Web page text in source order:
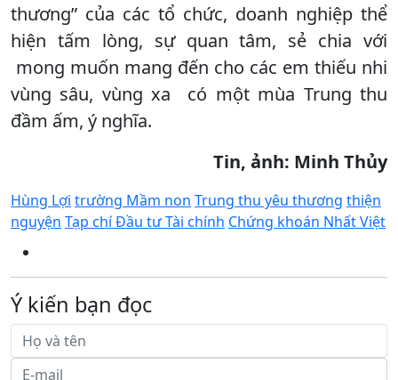
thương” của các tổ chức, doanh nghiệp thể
hiện tấm lòng, sự quan tâm, sẻ chia với
mong muốn mang đến cho các em thiếu nhi
vùng sâu, vùng xa có một mùa Trung thu
đầm ấm, ý nghĩa.
Tin, ảnh: Minh Thủy
Hùng Lợi trường Mầm non Trung thu yêu thương thiện
nguyện Tạp chí Đầu tư Tài chính Chứng khoán Nhất Việt
Ý kiến bạn đọc